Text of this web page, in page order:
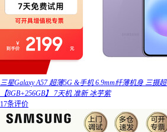
三星Galaxy A57 超薄5G &手机 6.9mm纤薄机身 三摄
【8GB+256GB】 7天机 准新 冰芋紫
17条评价